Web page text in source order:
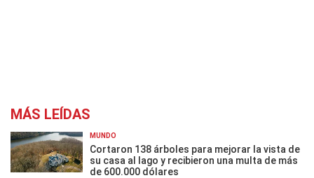
MÁS LEÍDAS
MUNDO
Cortaron 138 árboles para mejorar la vista de
su casa al lago y recibieron una multa de más
de 600.000 dólares